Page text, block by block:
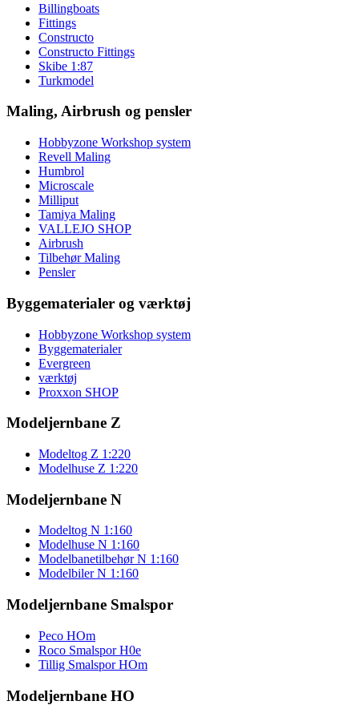
Billingboats
Fittings
Constructo
Constructo Fittings
Skibe 1:87
Turkmodel
Maling, Airbrush og pensler
Hobbyzone Workshop system
Revell Maling
Humbrol
Microscale
Milliput
Tamiya Maling
VALLEJO SHOP
Airbrush
Tilbehør Maling
Pensler
Byggematerialer og værktøj
Hobbyzone Workshop system
Byggematerialer
Evergreen
værktøj
Proxxon SHOP
Modeljernbane Z
Modeltog Z 1:220
Modelhuse Z 1:220
Modeljernbane N
Modeltog N 1:160
Modelhuse N 1:160
Modelbanetilbehør N 1:160
Modelbiler N 1:160
Modeljernbane Smalspor
Peco HOm
Roco Smalspor H0e
Tillig Smalspor HOm
Modeljernbane HO